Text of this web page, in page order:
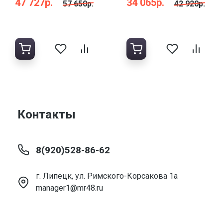
57 650р. 42 920р.
Контакты
8(920)528-86-62
г. Липецк, ул. Римского-Корсакова 1а
manager1@mr48.ru